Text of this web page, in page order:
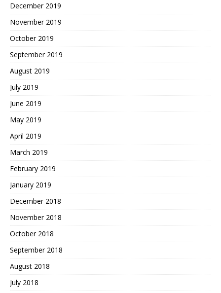
December 2019
November 2019
October 2019
September 2019
August 2019
July 2019
June 2019
May 2019
April 2019
March 2019
February 2019
January 2019
December 2018
November 2018
October 2018
September 2018
August 2018
July 2018